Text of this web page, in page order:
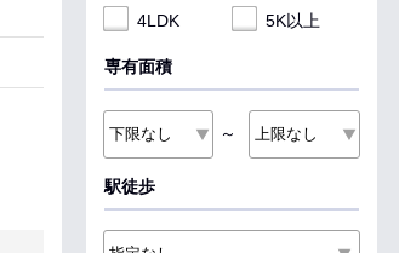
4LDK
5K以上
専有面積
～
駅徒歩